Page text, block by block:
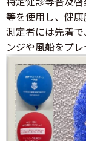
等を使用し、健康
測定者には先着
ンジや風船をプレ